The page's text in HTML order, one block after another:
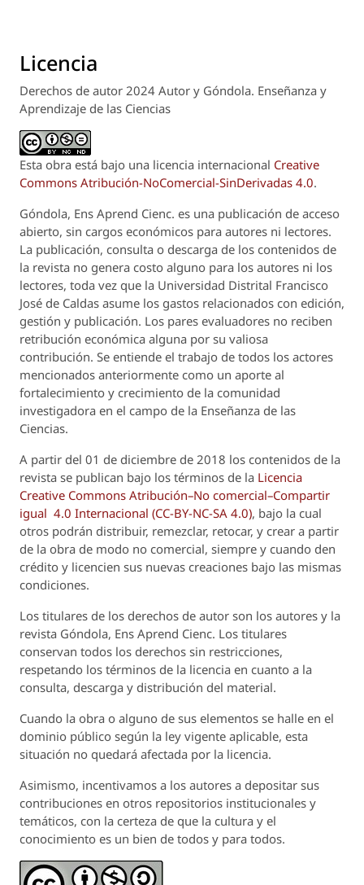
Licencia
Derechos de autor 2024 Autor y Góndola. Enseñanza y
Aprendizaje de las Ciencias
Esta obra está bajo una licencia internacional Creative
Commons Atribución-NoComercial-SinDerivadas 4.0.
Góndola, Ens Aprend Cienc. es una publicación de acceso
abierto, sin cargos económicos para autores ni lectores.
La publicación, consulta o descarga de los contenidos de
la revista no genera costo alguno para los autores ni los
lectores, toda vez que la Universidad Distrital Francisco
José de Caldas asume los gastos relacionados con edición,
gestión y publicación. Los pares evaluadores no reciben
retribución económica alguna por su valiosa
contribución. Se entiende el trabajo de todos los actores
mencionados anteriormente como un aporte al
fortalecimiento y crecimiento de la comunidad
investigadora en el campo de la Enseñanza de las
Ciencias.
A partir del 01 de diciembre de 2018 los contenidos de la
revista se publican bajo los términos de la Licencia
Creative Commons Atribución–No comercial–Compartir
igual 4.0 Internacional (CC-BY-NC-SA 4.0), bajo la cual
otros podrán distribuir, remezclar, retocar, y crear a partir
de la obra de modo no comercial, siempre y cuando den
crédito y licencien sus nuevas creaciones bajo las mismas
condiciones.
Los titulares de los derechos de autor son los autores y la
revista Góndola, Ens Aprend Cienc. Los titulares
conservan todos los derechos sin restricciones,
respetando los términos de la licencia en cuanto a la
consulta, descarga y distribución del material.
Cuando la obra o alguno de sus elementos se halle en el
dominio público según la ley vigente aplicable, esta
situación no quedará afectada por la licencia.
Asimismo, incentivamos a los autores a depositar sus
contribuciones en otros repositorios institucionales y
temáticos, con la certeza de que la cultura y el
conocimiento es un bien de todos y para todos.